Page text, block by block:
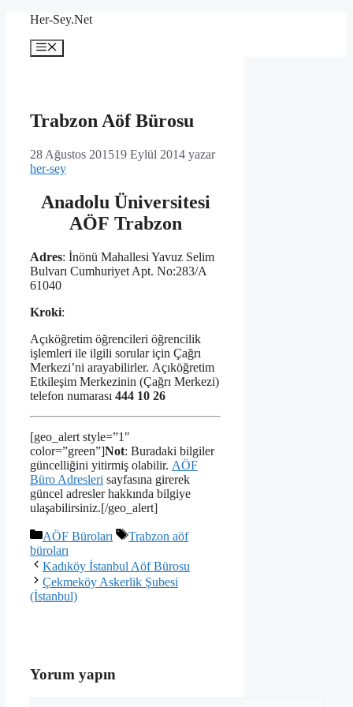
İçeriğeHer-Sey.Net
Menü
Trabzon Aöf Bürosu
28 Ağustos 201519 Eylül 2014 yazar
her-sey
Anadolu Üniversitesi
AÖF Trabzon
Adres: İnönü Mahallesi Yavuz Selim
Bulvarı Cumhuriyet Apt. No:283/A
61040
Kroki:
Açıköğretim öğrencileri öğrencilik
işlemleri ile ilgili sorular için Çağrı
Merkezi’ni arayabilirler. Açıköğretim
Etkileşim Merkezinin (Çağrı Merkezi)
telefon numarası 444 10 26
[geo_alert style=”1″
color=”green”]Not: Buradaki bilgiler
güncelliğini yitirmiş olabilir. AÖF
Büro Adresleri sayfasına girerek
güncel adresler hakkında bilgiye
ulaşabilirsiniz.[/geo_alert]
Kategoriler
AÖF Büroları Etiketler
Trabzon aöf
büroları
Kadıköy İstanbul Aöf Bürosu
Çekmeköy Askerlik Şubesi
(İstanbul)
Yorum yapın